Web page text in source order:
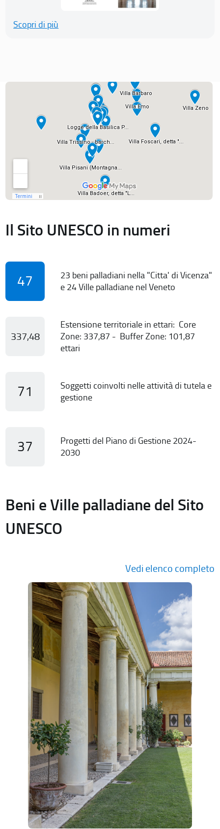
Scopri di più
Il Sito UNESCO in numeri
47
23 beni palladiani nella "Citta' di Vicenza"
e 24 Ville palladiane nel Veneto
337,48
Estensione territoriale in ettari: Core
Zone: 337,87 - Buffer Zone: 101,87
ettari
71
Soggetti coinvolti nelle attività di tutela e
gestione
37
Progetti del Piano di Gestione 2024-
2030
Beni e Ville palladiane del Sito
UNESCO
Vedi elenco completo